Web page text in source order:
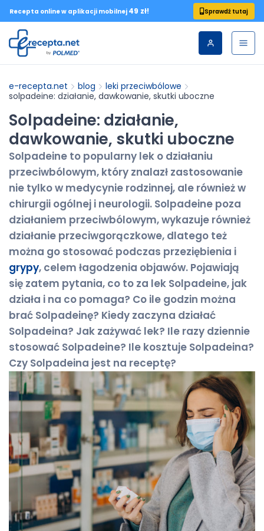
Recepta online w aplikacji mobilnej 49 zł! Sprawdź tutaj
e-recepta.net blog
leki przeciwbólowe
solpadeine: działanie, dawkowanie, skutki uboczne
Solpadeine: działanie,
dawkowanie, skutki uboczne
Solpadeine to popularny lek o działaniu
przeciwbólowym, który znalazł zastosowanie
nie tylko w medycynie rodzinnej, ale również w
chirurgii ogólnej i neurologii. Solpadeine poza
działaniem przeciwbólowym, wykazuje również
działanie przeciwgorączkowe, dlatego też
można go stosować podczas przeziębienia i
grypy, celem łagodzenia objawów. Pojawiają
się zatem pytania, co to za lek Solpadeine, jak
działa i na co pomaga? Co ile godzin można
brać Solpadeinę? Kiedy zaczyna działać
Solpadeina? Jak zażywać lek? Ile razy dziennie
stosować Solpadeine? Ile kosztuje Solpadeina?
Czy Solpadeina jest na receptę?